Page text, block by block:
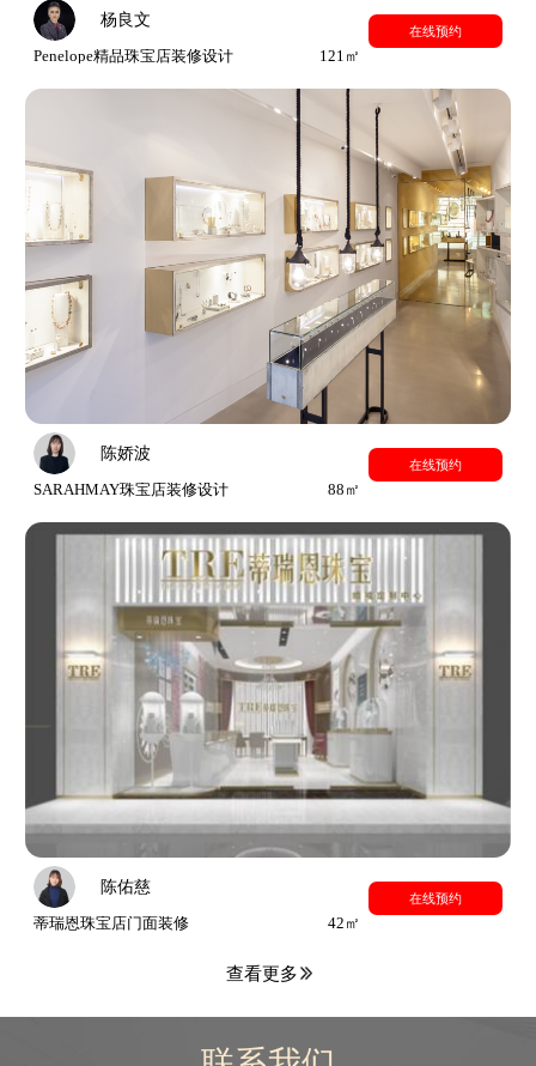
杨良文
Penelope精品珠宝店装修设计 121㎡
在线预约
陈娇波
SARAHMAY珠宝店装修设计 88㎡
在线预约
陈佑慈
蒂瑞恩珠宝店门面装修 42㎡
在线预约
查看更多